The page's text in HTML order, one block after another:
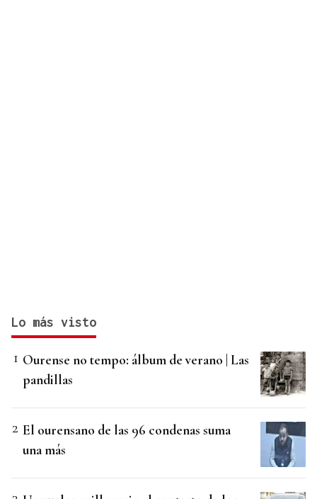
Lo más visto
Ourense no tempo: álbum de verano | Las
pandillas
El ourensano de las 96 condenas suma
una más